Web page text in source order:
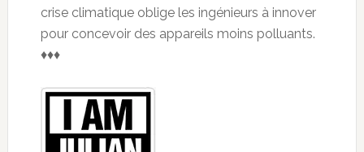
crise climatique oblige les ingénieurs à innover
pour concevoir des appareils moins polluants.
♦♦♦